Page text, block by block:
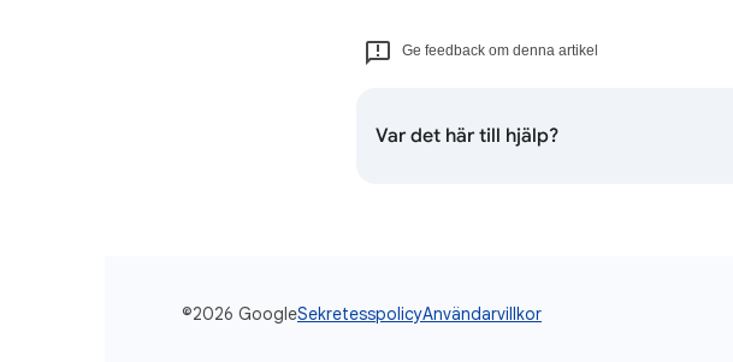
Ge feedback om denna artikel
Var det här till hjälp?
©2026 GoogleSekretesspolicyAnvändarvillkor